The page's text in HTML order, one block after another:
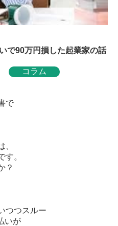
で90万円損した起業家の話
コラム
で
、
す。
？
つスルー
いが